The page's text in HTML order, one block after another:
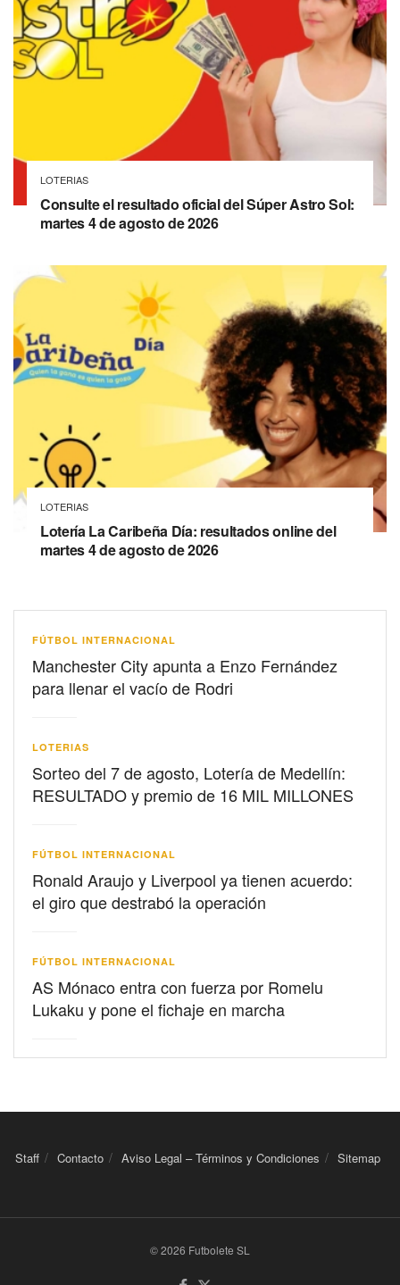
LOTERIAS
Consulte el resultado oficial del Súper Astro Sol:
martes 4 de agosto de 2026
LOTERIAS
Lotería La Caribeña Día: resultados online del
martes 4 de agosto de 2026
FÚTBOL INTERNACIONAL
Manchester City apunta a Enzo Fernández
para llenar el vacío de Rodri
LOTERIAS
Sorteo del 7 de agosto, Lotería de Medellín:
RESULTADO y premio de 16 MIL MILLONES
FÚTBOL INTERNACIONAL
Ronald Araujo y Liverpool ya tienen acuerdo:
el giro que destrabó la operación
FÚTBOL INTERNACIONAL
AS Mónaco entra con fuerza por Romelu
Lukaku y pone el fichaje en marcha
Staff Contacto Aviso Legal – Términos y Condiciones Sitemap
© 2026 Futbolete SL